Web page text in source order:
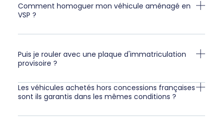
Comment homoguer mon véhicule aménagé en
VSP ?
Puis je rouler avec une plaque d'immatriculation
provisoire ?
Les véhicules achetés hors concessions françaises
sont ils garantis dans les mêmes conditions ?